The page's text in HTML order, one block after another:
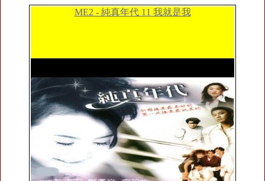
ME2 - 純真年代 11 我就是我